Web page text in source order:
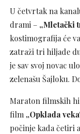
U četvrtak na
drami – „Mletački
kostimografija će
zatraži tri hiljade
je sav svoj novac
zelenašu Šajloku.
Maraton filmskih
film „Opklada
počinje kada četiri